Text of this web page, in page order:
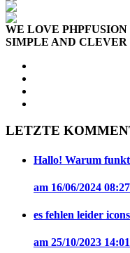
WE LOVE PHPFUSION
SIMPLE AND CLEVER
LETZTE
Hallo! Warum
am 16/06/2024
es fehlen leider
am 25/10/2023